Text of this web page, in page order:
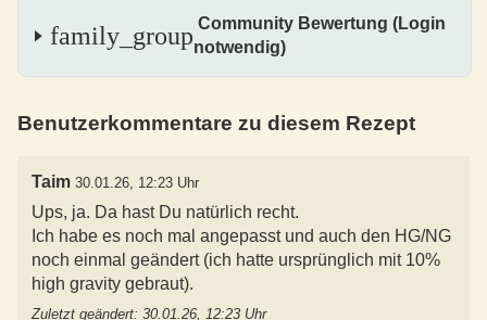
family_group Community Bewertung (Login
notwendig)
Benutzerkommentare zu diesem Rezept
Taim 30.01.26, 12:23 Uhr
Ups, ja. Da hast Du natürlich recht.
Ich habe es noch mal angepasst und auch den HG/NG
noch einmal geändert (ich hatte ursprünglich mit 10%
high gravity gebraut).
Zuletzt geändert: 30.01.26, 12:23 Uhr